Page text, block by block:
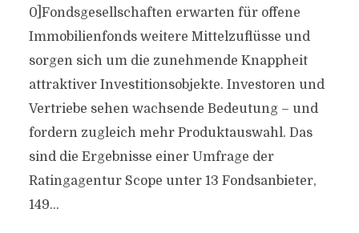
0]Fondsgesellschaften erwarten für offene
Immobilienfonds weitere Mittelzuflüsse und
sorgen sich um die zunehmende Knappheit
attraktiver Investitionsobjekte. Investoren und
Vertriebe sehen wachsende Bedeutung – und
fordern zugleich mehr Produktauswahl. Das
sind die Ergebnisse einer Umfrage der
Ratingagentur Scope unter 13 Fondsanbieter,
149...